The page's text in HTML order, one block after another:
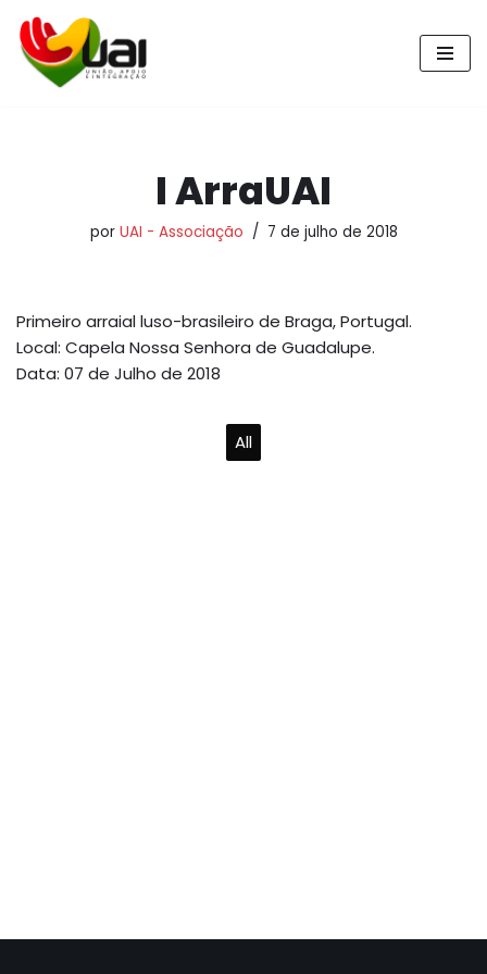
Pular
para
I ArraUAI
por UAI - Associação 7 de julho de 2018
Primeiro arraial luso-brasileiro de Braga, Portugal.
Local: Capela Nossa Senhora de Guadalupe.
Data: 07 de Julho de 2018
All